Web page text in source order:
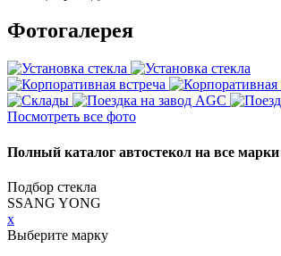
Фотогалерея
Посмотреть все фото
Полный каталог автостекол на все
Подбор стекла
SSANG YONG
x
Выберите марку